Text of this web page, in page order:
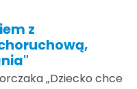
z
„Dziecko chce